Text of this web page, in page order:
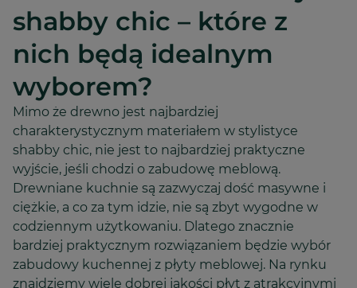
shabby chic – które z
nich będą idealnym
wyborem?
Mimo że drewno jest najbardziej
charakterystycznym materiałem w stylistyce
shabby chic, nie jest to najbardziej praktyczne
wyjście, jeśli chodzi o zabudowę meblową.
Drewniane kuchnie są zazwyczaj dość masywne i
ciężkie, a co za tym idzie, nie są zbyt wygodne w
codziennym użytkowaniu. Dlatego znacznie
bardziej praktycznym rozwiązaniem będzie wybór
zabudowy kuchennej z płyty meblowej. Na rynku
znajdziemy wiele dobrej jakości płyt z atrakcyjnymi